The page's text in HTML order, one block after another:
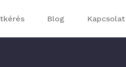
Blog Kapcsolat